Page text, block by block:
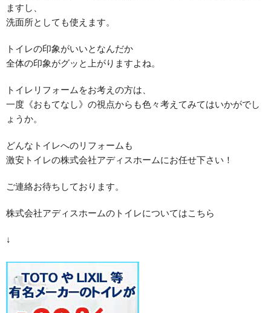
ますし、
洗面所としても使えます。
トイレの印象がいいとなんだか
全体の印象がグッと上がりますよね。
トイレリフォームをお考えの方は、
一度《おもてなし》の視点からも色々考えてみてはいかがでし
ょうか。
どんなトイレへのリフォームも
激安トイレの株式会社アディスホームにお任せ下さい！
ご連絡お待ちしております。
株式会社アディスホームのトイレについてはこちら
↓